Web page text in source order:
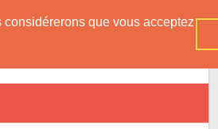
que vous acceptez